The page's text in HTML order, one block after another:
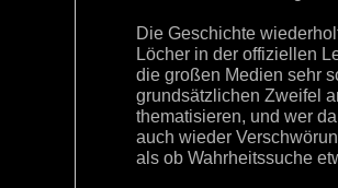
Die Geschichte
Löcher in der offiziellen
die großen Medien sehr
grundsätzlichen Zweifel
thematisieren, und wer
auch wieder
als ob Wahrheitssuche